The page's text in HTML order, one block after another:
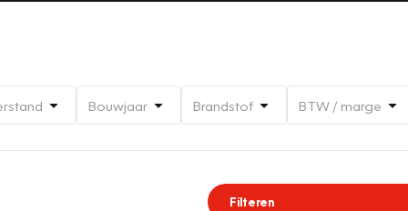
Bouwjaar Brandstof BTW / marge
Filteren